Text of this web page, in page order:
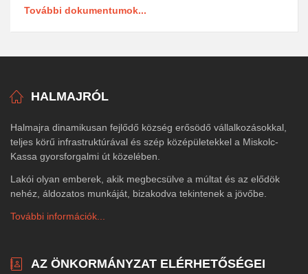
További dokumentumok...
HALMAJRÓL
Halmajra dinamikusan fejlődő község erősödő vállalkozásokkal,
teljes körű infrastruktúrával és szép középületekkel a Miskolc-
Kassa gyorsforgalmi út közelében.
Lakói olyan emberek, akik megbecsülve a múltat és az elődök
nehéz, áldozatos munkáját, bizakodva tekintenek a jövőbe.
További információk...
AZ ÖNKORMÁNYZAT ELÉRHETŐSÉGEI